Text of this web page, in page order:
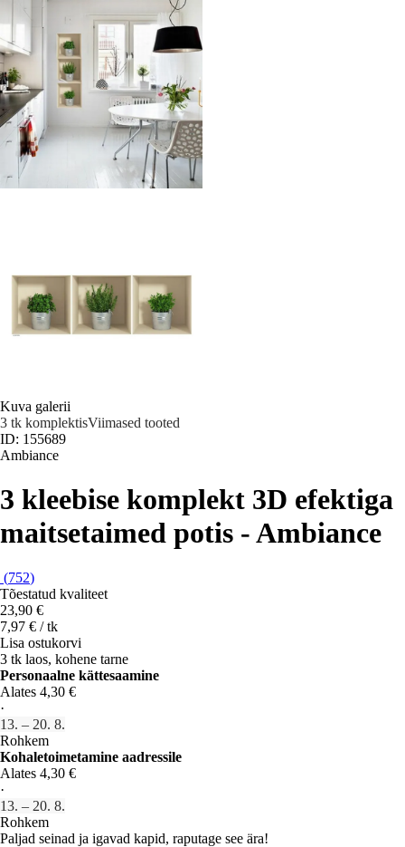
Kuva galerii
3 tk komplektisViimased tooted
ID: 155689
Ambiance
3 kleebise komplekt 3D efektiga
maitsetaimed potis - Ambiance
(752)
Tõestatud kvaliteet
23,90 €
7,97 € / tk
Lisa ostukorvi
3 tk laos, kohene tarne
Personaalne kättesaamine
Alates 4,30 €
·
13. – 20. 8.
Rohkem
Kohaletoimetamine aadressile
Alates 4,30 €
·
13. – 20. 8.
Rohkem
Paljad seinad ja igavad kapid, raputage see ära!